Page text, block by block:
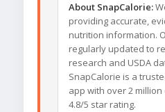
About SnapCalorie:
providing accurate,
nutrition information.
regularly updated to
research and USDA
SnapCalorie is a
app with over 2
4.8/5 star rating.